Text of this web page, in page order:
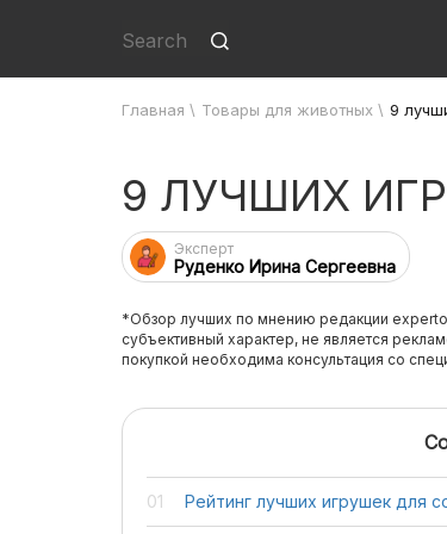
Главная \ Товары для животных \ 9
9 ЛУЧШИХ
Эксперт
Руденко Ирина Сергеевна
*Обзор лучших по мнению редакции
субъективный характер, не является
покупкой необходима консультация со
Рейтинг лучших игрушек для